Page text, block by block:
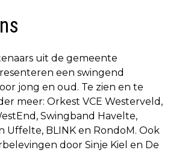
uit de gemeente
een swingend
jong en oud. Te zien en te
meer: Orkest VCE Westerveld,
Swingband Havelte,
Uffelte, BLINK en RondoM. Ook
door Sinje Kiel en De